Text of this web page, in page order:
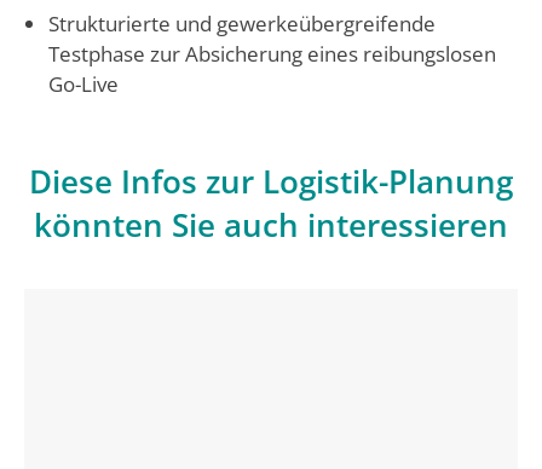
Strukturierte und gewerkeübergreifende
Testphase zur Absicherung eines reibungslosen
Go-Live
Diese Infos zur Logistik-Planung
könnten Sie auch interessieren